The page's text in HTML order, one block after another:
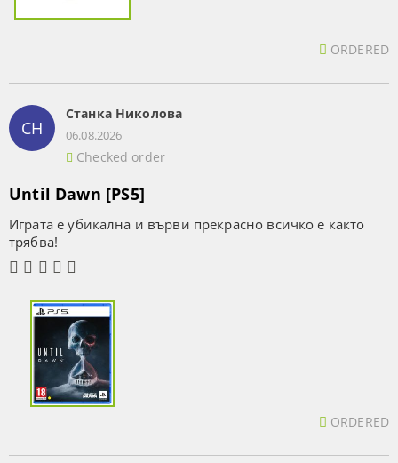
ORDERED
СН
Станка Николова
06.08.2026
Checked order
Until Dawn [PS5]
Играта е убикална и върви прекрасно всичко е както
трябва!
ORDERED